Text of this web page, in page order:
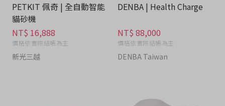
PETKIT 佩奇 | 全自動智能
貓砂機
NT$ 16,888
價格依實際結帳為主
新光三越
DENBA | Health Charge
NT$ 88,000
價格依實際結帳為主
DENBA Taiwan